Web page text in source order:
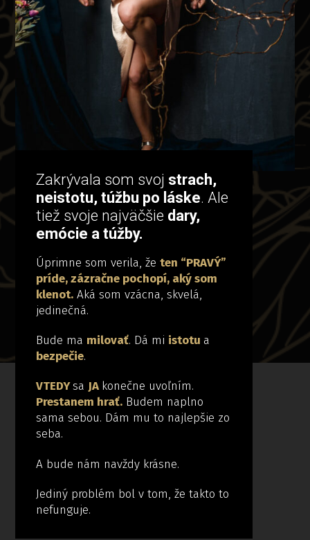
Zakrývala som svoj strach,
neistotu, túžbu po láske. Ale
tiež svoje najväčšie dary,
emócie a túžby.
Úprimne som verila, žeten “PRAVÝ”
príde, zázračne pochopí, aký som
klenot. Aká som vzácna, skvelá,
jedinečná.
Bude ma milovať. Dá mi istotu a
bezpečie.
VTEDYsa JA konečne uvoľním.
Prestanem hrať. Budem naplno
sama sebou. Dám mu to najlepšie zo
seba.
A bude nám navždy krásne.
Jediný problém bol v tom, že takto to
nefunguje.